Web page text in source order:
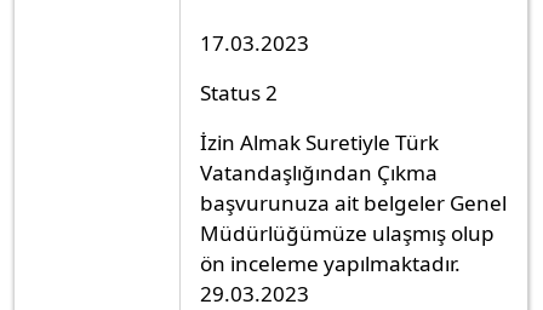
17.03.2023
Status 2
İzin Almak Suretiyle Türk
Vatandaşlığından Çıkma
başvurunuza ait belgeler Genel
Müdürlüğümüze ulaşmış olup
ön inceleme yapılmaktadır.
29.03.2023